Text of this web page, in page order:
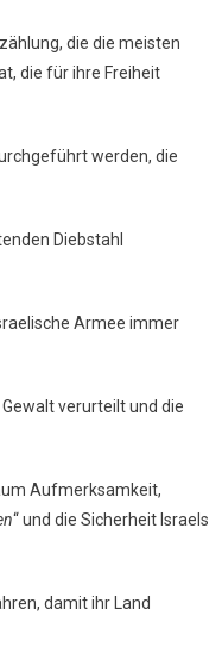
die die meisten
die für ihre Freiheit
werden, die
Diebstahl
Armee immer
verurteilt und die
Aufmerksamkeit,
“ und die Sicherheit Israels
damit ihr Land